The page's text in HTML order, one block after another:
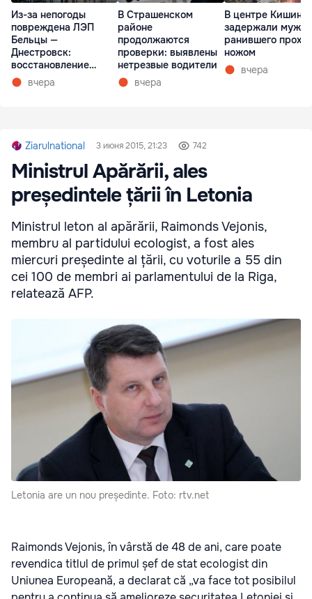
Из-за непогоды
повреждена ЛЭП
Бельцы —
Днестровск:
восстановление
займет более недели
вчера
В Страшенском
районе
продолжаются
проверки: выявлены
нетрезвые водители
вчера
В центре
задержали
ранившего
ножом
вчера
Ziarulnational 3 июня 2015, 21:23 742
Ministrul Apărării, ales
președintele țării în Letonia
Ministrul leton al apărării, Raimonds Vejonis,
membru al partidului ecologist, a fost ales
miercuri președinte al țării, cu voturile a 55 din
cei 100 de membri ai parlamentului de la Riga,
relatează AFP.
Letonia are un nou președinte. Foto: rtv.net
Raimonds Vejonis, în vârstă de 48 de ani, care poate
revendica titlul de primul șef de stat ecologist din
Uniunea Europeană, a declarat că „va face tot posibilul